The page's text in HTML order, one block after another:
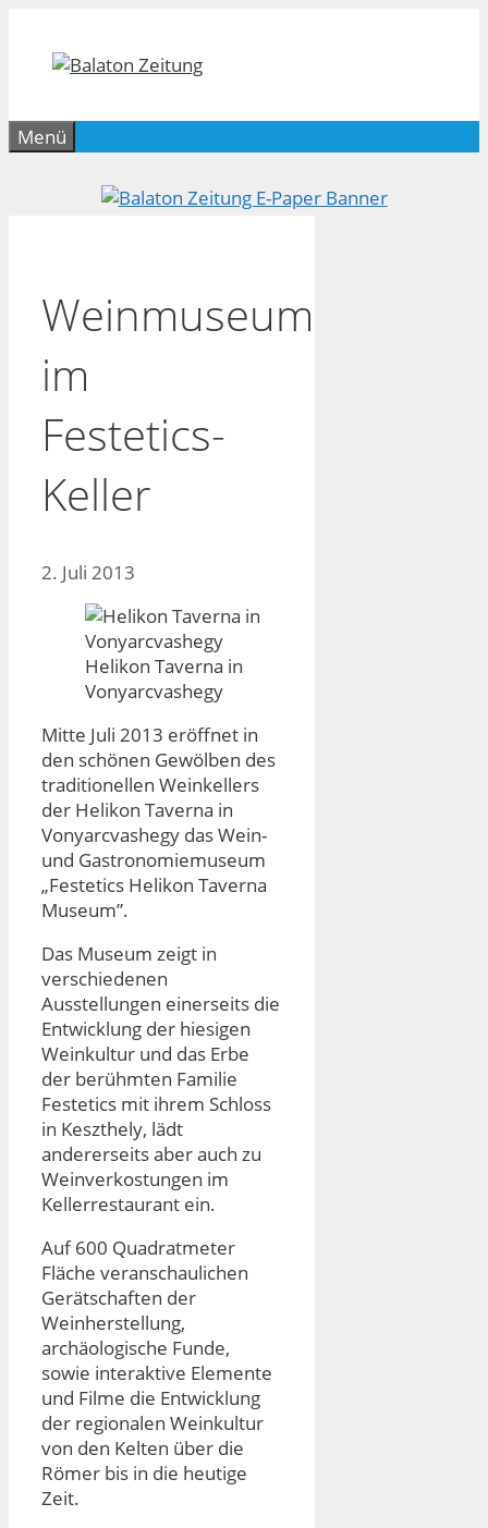
springen
Menü
Weinmuseum
im
Festetics-
Keller
2. Juli 2013
Helikon Taverna in
Vonyarcvashegy
Mitte Juli 2013 eröffnet in
den schönen Gewölben des
traditionellen Weinkellers
der Helikon Taverna in
Vonyarcvashegy das Wein-
und Gastronomiemuseum
„Festetics Helikon Taverna
Museum”.
Das Museum zeigt in
verschiedenen
Ausstellungen einerseits die
Entwicklung der hiesigen
Weinkultur und das Erbe
der berühmten Familie
Festetics mit ihrem Schloss
in Keszthely, lädt
andererseits aber auch zu
Weinverkostungen im
Kellerrestaurant ein.
Auf 600 Quadratmeter
Fläche veranschaulichen
Gerätschaften der
Weinherstellung,
archäologische Funde,
sowie interaktive Elemente
und Filme die Entwicklung
der regionalen Weinkultur
von den Kelten über die
Römer bis in die heutige
Zeit.